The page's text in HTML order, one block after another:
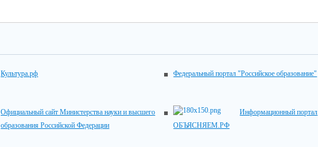
Культура.рф Федеральный портал "Российское образование"
Официальный сайт Министерства науки и высшего
образования Российской Федерации
Информационный портал
ОБЪЯСНЯЕМ.РФ